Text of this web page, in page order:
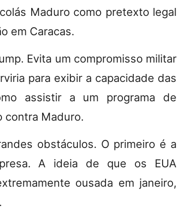
Maduro como pretexto legal
em Caracas.
Evita um compromisso militar
para exibir a capacidade das
assistir a um programa de
contra Maduro.
obstáculos. O primeiro é a
A ideia de que os EUA
ousada em janeiro,